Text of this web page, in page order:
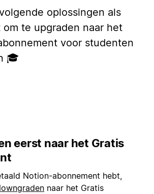
oplossingen als
te upgraden naar het
voor studenten
🎓
eerst naar het Gratis
Notion-abonnement hebt,
naar het Gratis